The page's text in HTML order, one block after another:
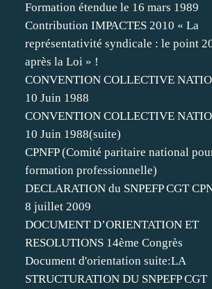
Formation étendue le 16 mars 1989
Contribution IMPACTES 2010 « La
représentativité syndicale : le point
après la Loi » !
CONVENTION COLLECTIVE
10 Juin 1988
CONVENTION COLLECTIVE
10 Juin 1988(suite)
CPNFP (Comité paritaire national
formation professionnelle)
DECLARATION du SNPEFP CGT
8 juillet 2009
DOCUMENT D’ORIENTATION ET
RESOLUTIONS 14ème Congrès
Document d'orientation suite:LA
STRUCTURATION DU SNPEFP CGT